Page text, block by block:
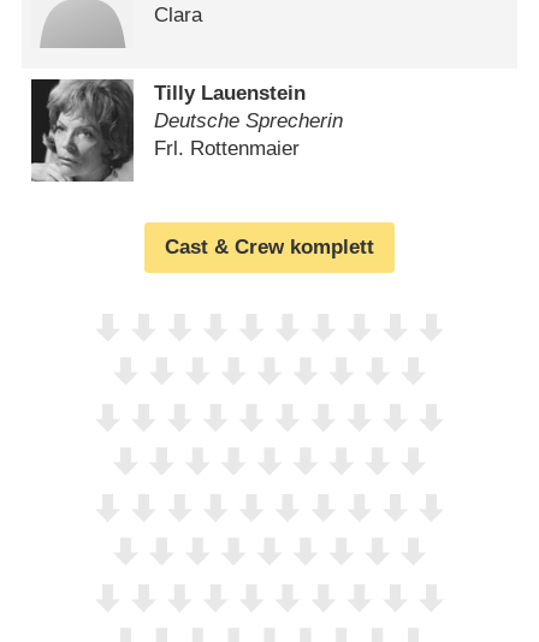
Clara
Tilly Lauenstein
Deutsche Sprecherin
Frl. Rottenmaier
Cast & Crew komplett